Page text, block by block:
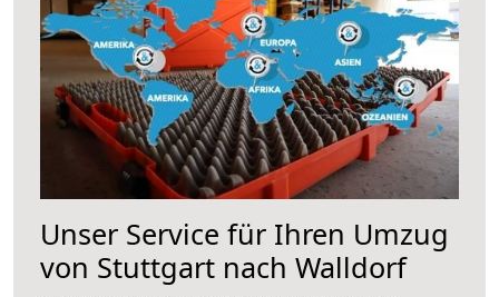
Unser Service für Ihren Umzug
von Stuttgart nach Walldorf